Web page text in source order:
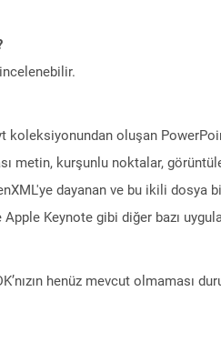
oluşan
metin, kurşunlu noktalar,
dayanan ve bu ikili dosya
Keynote gibi diğer bazı
henüz mevcut olmaması